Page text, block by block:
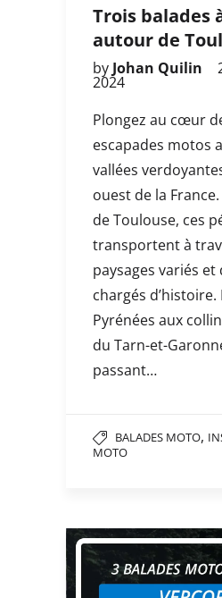
Trois balades
autour de
by Johan Quilin
2024
Plongez au cœur
escapades motos
vallées
ouest de la
de Toulouse, ces
transportent à
paysages variés et
chargés d’histoire.
Pyrénées aux
du Tarn-et-
passant…
BALADES MOTO,
MOTO